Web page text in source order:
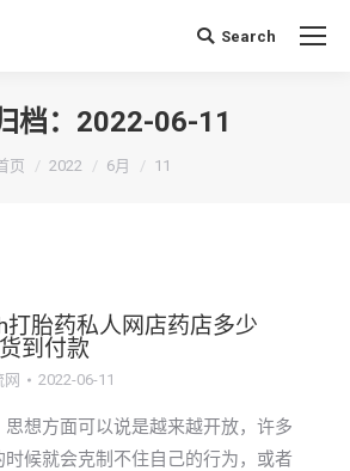
搜 Search
档： 2022-06-11
在这里：
页 2022 6月 11
打胎药私人网店药店多少
到付款
网 2022-06-11
思想方面可以说是越来越开放，许多
候就会克制不住自己的行为，或者